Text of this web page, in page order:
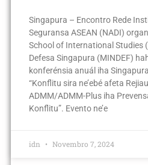
Singapura – Encontro Rede
Seguransa ASEAN (NADI)
School of International Studies
Defesa Singapura (MINDEF)
konferénsia anuál iha
“Konflitu sira ne’ebé afeta
ADMM/ADMM-Plus iha
Konflitu”. Evento ne’e
idn Novembro 7, 2024